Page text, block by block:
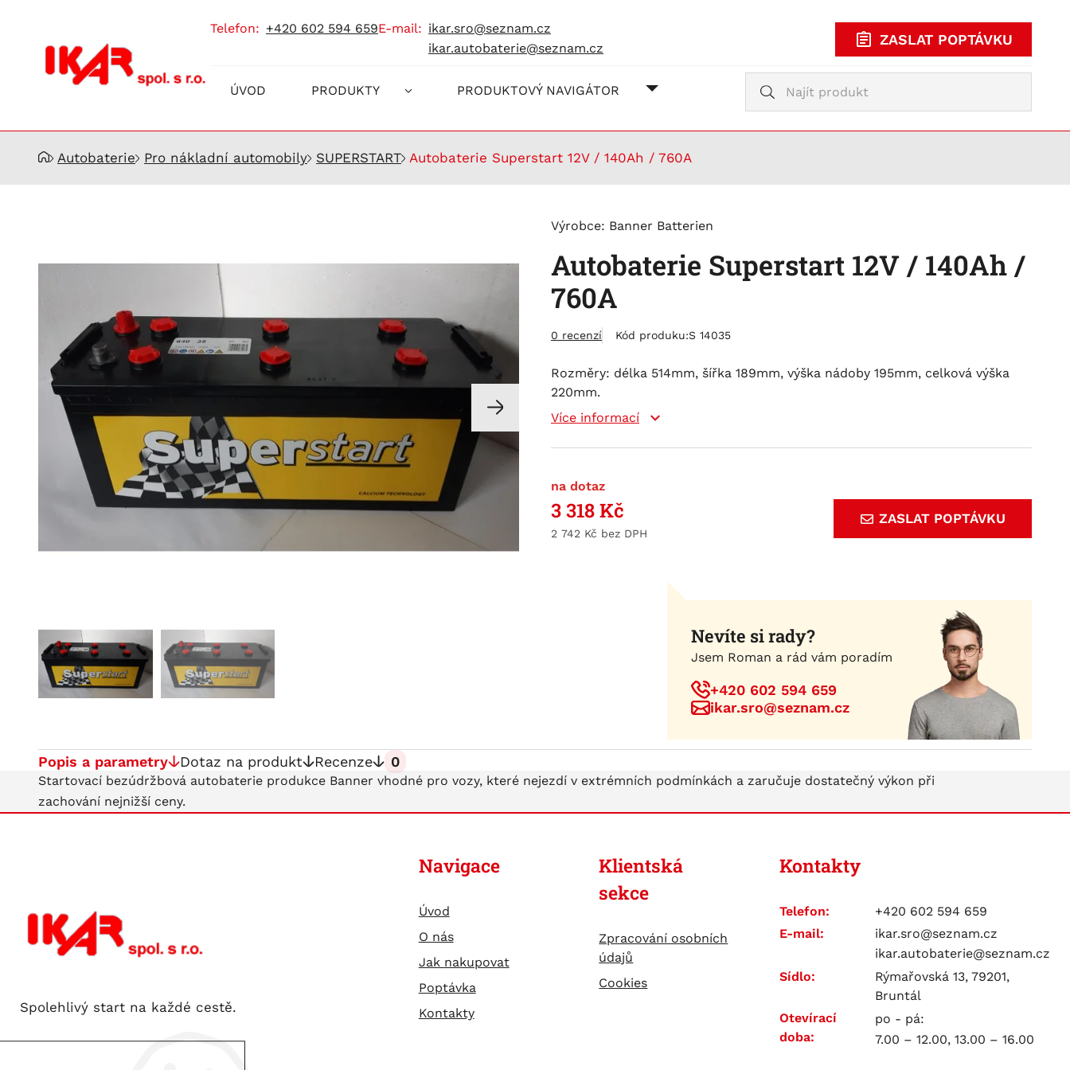
Prodej
akumulátorů
telefon: +420 602 594 659 e-mail: ikar.sro@seznam.cz
ikar.autobaterie@seznam.cz
ZASLAT POPTÁVKU
ÚVOD PRODUKTY PRODUKTOVÝ NAVIGÁTOR JAK NAKUPOVATVyhledávání
Autobaterie Pro nákladní automobily SUPERSTART Autobaterie Superstart 12V / 140Ah / 760A
Výrobce: Banner Batterien
Autobaterie Superstart 12V / 140Ah /
760A
0 recenzí Kód produku:S 14035
Rozměry: délka 514mm, šířka 189mm, výška nádoby 195mm, celková výška
220mm.
Více informací
na dotaz
3 318Kč
2 742 Kč
ZASLAT POPTÁVKU
Nevíte si rady?
Jsem Roman a rád vám poradím
+420 602 594 659
ikar.sro@seznam.cz
Popis a parametry Dotaz na produkt Recenze 0
Startovací bezúdržbová autobaterie produkce Banner vhodné pro vozy, které nejezdí v extrémních podmínkách a zaručuje dostatečný výkon při
zachování nejnižší ceny.
Spolehlivý start na každé cestě.
Navigace
Úvod
O nás
Jak nakupovat
Poptávka
Kontakty
Klientská
sekce
Zpracování osobních
údajů
Cookies
Kontakty
Telefon:
+420 602 594 659
E-mail:
ikar.sro@seznam.cz
ikar.autobaterie@seznam.cz
Sídlo:
Rýmařovská 13, 79201,
Bruntál
Otevírací
doba:
po - pá:
7.00 – 12.00, 13.00 – 16.00